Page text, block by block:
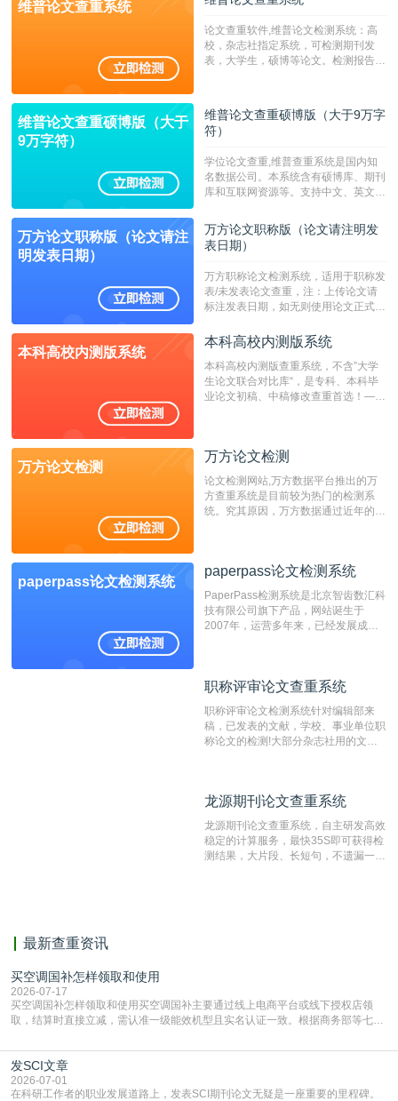
维普论文查重系统
论文查重软件,维普论文检测系统：高
校，杂志社指定系统，可检测期刊发
表，大学生，硕博等论文。检测报告支
维普论文查重硕博版（大于
9万字符）
维普论文查重硕博版（大于9万字
符）
学位论文查重,维普查重系统是国内知
名数据公司。本系统含有硕博库、期刊
库和互联网资源等。支持中文、英文、
定院校！！！
万方论文职称版（论文请注
明发表日期）
万方论文职称版（论文请注明发
表日期）
万方职称论文检测系统，适用于职称发
表/未发表论文查重，注：上传论文请
标注发表日期，如无则使用论文正式发
成时间作为发表日期。
本科高校内测版系统
本科高校内测版系统
本科高校内测版查重系统，不含”大学
生论文联合对比库“，是专科、本科毕
业论文初稿、中稿修改查重首选！——
万方论文检测
万方论文检测
论文检测网站,万方数据平台推出的万
方查重系统是目前较为热门的检测系
统。究其原因，万方数据通过近年的发
非。其次，相对于知网而言，万方检测
重的推荐系统。
paperpass论文检测系统
paperpass论文检测系统
PaperPass检测系统是北京智齿数汇科
技有限公司旗下产品，网站诞生于
2007年，运营多年来，已经发展成为
检测速度快、精度高，市场反映良好。
职称评审论文查重系统
职称评审论文检测系统针对编辑部来
稿，已发表的文献，学校、事业单位职
称论文的检测!大部分杂志社用的文献
编辑部检测来稿和已发表的文献,检测
测时注意填写第一作者,才能排除已发
表文献复制比。（限制字符数1万）
龙源期刊论文查重系统
龙源期刊论文查重系统，自主研发高效
稳定的计算服务，最快35S即可获得检
测结果，大片段、长短句，不遗漏一处
最新查重资讯
买空调国补怎样领取和使用
2026-07-17
买空调国补怎样领取和使用买空调国补主要通过线上电商平台或线下授权店领
取，结算时直接立减‌，需认准一级能效机型且实名认证一致。根据商务部等七部
能领到补贴首选‌京东APP‌搜索专属口令(如【家电补贴1637】、【国补立省
4949】等，口令会随活动更新，以页面显示为准)进入补贴专场。淘宝/天猫也可
复制粘贴【8$FKFGgJq
发SCI文章
2026-07-01
在科研工作者的职业发展道路上，发表SCI期刊论文无疑是一座重要的里程碑。